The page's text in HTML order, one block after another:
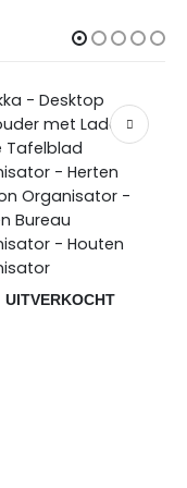
UITVERKOCHT